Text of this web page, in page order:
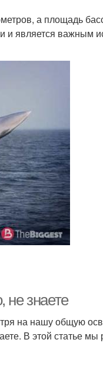
а площадь
и является важным
знаете
на нашу общую
В этой статье мы